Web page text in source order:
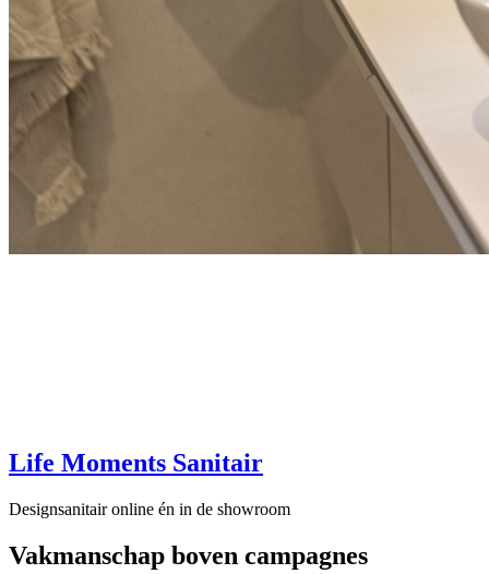
Life Moments Sanitair
Designsanitair online én in de showroom
Vakmanschap boven campagnes